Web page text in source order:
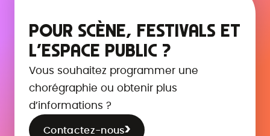
POUR SCÈNE, FESTIVALS ET
L’ESPACE PUBLIC ?
Vous souhaitez programmer une
chorégraphie ou obtenir plus
d’informations ?
Contactez-nous